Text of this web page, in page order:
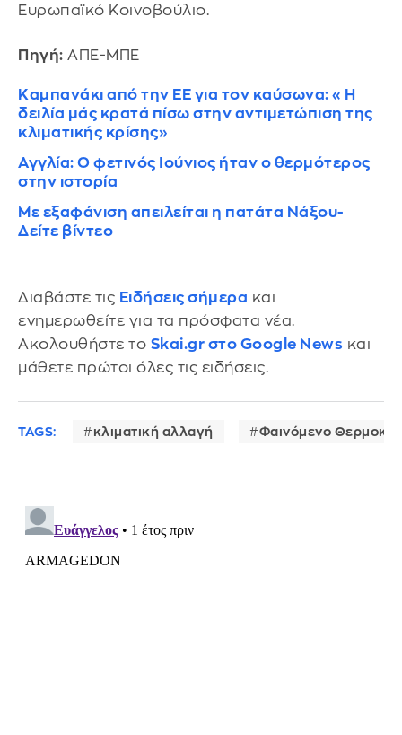
Ευρωπαϊκό Κοινοβούλιο.
Πηγή: ΑΠΕ-ΜΠΕ
Καμπανάκι από την ΕΕ για τον καύσωνα: «Η
δειλία μάς κρατά πίσω στην αντιμετώπιση της
κλιματικής κρίσης»
Αγγλία: Ο φετινός Ιούνιος ήταν ο θερμότερος
στην ιστορία
Με εξαφάνιση απειλείται η πατάτα Νάξου-
Δείτε βίντεο
Διαβάστε τις Ειδήσεις σήμερα και
ενημερωθείτε για τα πρόσφατα νέα.
Ακολουθήστε το Skai.gr στο Google News και
μάθετε πρώτοι όλες τις ειδήσεις.
TAGS: κλιματική αλλαγή Φαινόμενο